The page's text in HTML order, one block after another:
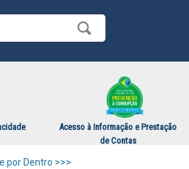
Acesso à Informação e Prestação
de Contas
por Dentro >>>